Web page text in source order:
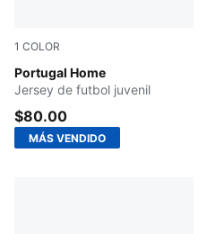
1 COLOR
Portugal Home
Club Red-Green Lagoon
Jersey de futbol juvenil
$80.00
MÁS VENDIDO